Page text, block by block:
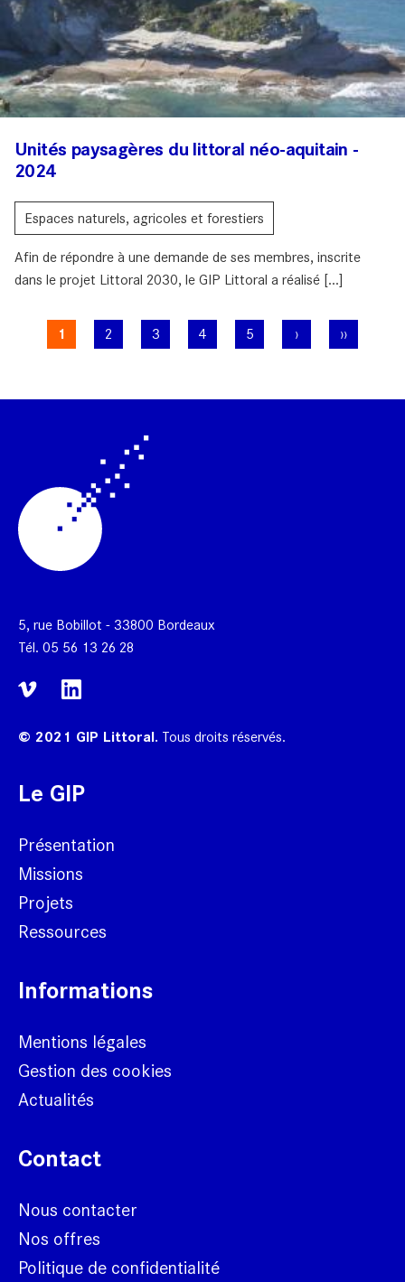
Unités paysagères du littoral néo-aquitain -
2024
Espaces naturels, agricoles et forestiers
Afin de répondre à une demande de ses membres, inscrite
dans le projet Littoral 2030, le GIP Littoral a réalisé [...]
Pagination
Page
1 Page
2 Page
3 Page
4 Page
5
Page
›
Dernière
››
5, rue Bobillot - 33800 Bordeaux
Tél. 05 56 13 26 28
© 2021 GIP Littoral. Tous droits réservés.
Le GIP
Présentation
Missions
Projets
Ressources
Informations
Mentions légales
Gestion des cookies
Actualités
Contact
Nous contacter
Nos offres
Politique de confidentialité